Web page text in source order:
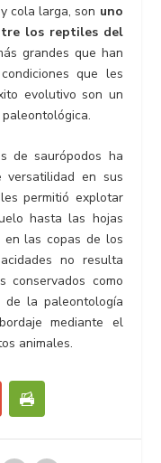
cola larga, son uno
los reptiles del
grandes que han
que les
evolutivo son un
de saurópodos ha
versatilidad en sus
permitió explotar
hasta las hojas
las copas de los
no resulta
conservados como
de la paleontología
mediante el
animales.